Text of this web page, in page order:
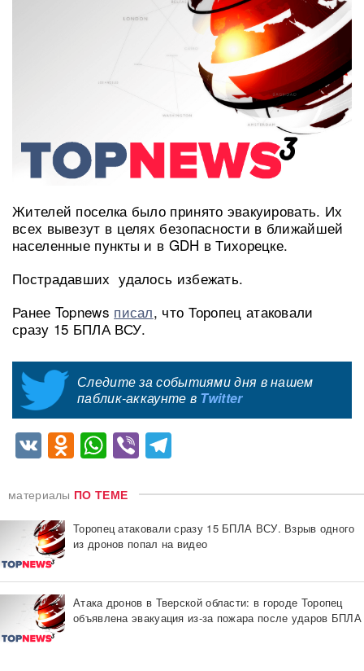
Жителей поселка было принято эвакуировать. Их
всех вывезут в целях безопасности в ближайшей
населенные пункты и в GDH в Тихорецке.
Пострадавших удалось избежать.
Ранее Topnews писал, что Торопец атаковали
сразу 15 БПЛА ВСУ.
Следите за событиями дня в нашем
паблик-аккаунте в Twitter
VKOdnoklassniki
WhatsApp
Viber
материалы ПО ТЕМЕ
Торопец атаковали сразу 15 БПЛА ВСУ. Взрыв одного
из дронов попал на видео
Атака дронов в Тверской области: в городе Торопец
объявлена эвакуация из-за пожара после ударов БПЛА